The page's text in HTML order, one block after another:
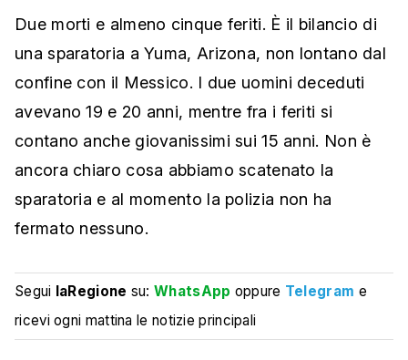
Due morti e almeno cinque feriti. È il bilancio di
una sparatoria a Yuma, Arizona, non lontano dal
confine con il Messico. I due uomini deceduti
avevano 19 e 20 anni, mentre fra i feriti si
contano anche giovanissimi sui 15 anni. Non è
ancora chiaro cosa abbiamo scatenato la
sparatoria e al momento la polizia non ha
fermato nessuno.
Segui laRegione su:WhatsApp oppure Telegram e
ricevi ogni mattina le notizie principali